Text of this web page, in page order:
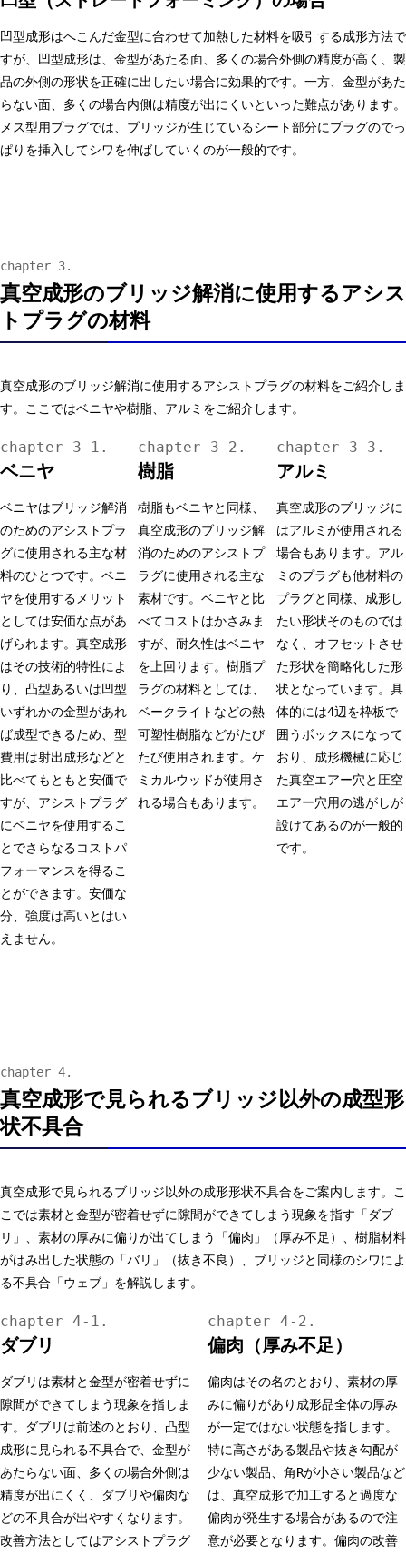
凹型成形はへこんだ金型に合わせて加熱した材料を吸引する成形方法で
すが、凹型成形は、金型があたる面、多くの場合外側の精度が高く、製
品の外側の形状を正確に出したい場合に効果的です。一方、金型があた
らない面、多くの場合内側は精度が出にくいといった難点があります。
メス型用プラグでは、ブリッジが生じているシート部分にプラグのでっ
ぱりを挿入してシワを伸ばしていくのが一般的です。
真空成形のブリッジ解消に使用するアシス
トプラグの材料
真空成形のブリッジ解消に使用するアシストプラグの材料をご紹介しま
す。ここではベニヤや樹脂、アルミをご紹介します。
ベニヤ
ベニヤはブリッジ解消
のためのアシストプラ
グに使用される主な材
料のひとつです。ベニ
ヤを使用するメリット
としては安価な点があ
げられます。真空成形
はその技術的特性によ
り、凸型あるいは凹型
いずれかの金型があれ
ば成型できるため、型
費用は射出成形などと
比べてもともと安価で
すが、アシストプラグ
にベニヤを使用するこ
とでさらなるコストパ
フォーマンスを得るこ
とができます。安価な
分、強度は高いとはい
えません。
樹脂
樹脂もベニヤと同様、
真空成形のブリッジ解
消のためのアシストプ
ラグに使用される主な
素材です。ベニヤと比
べてコストはかさみま
すが、耐久性はベニヤ
を上回ります。樹脂プ
ラグの材料としては、
ベークライトなどの熱
可塑性樹脂などがたび
たび使用されます。ケ
ミカルウッドが使用さ
れる場合もあります。
アルミ
真空成形のブリッジに
はアルミが使用される
場合もあります。アル
ミのプラグも他材料の
プラグと同様、成形し
たい形状そのものでは
なく、オフセットさせ
た形状を簡略化した形
状となっています。具
体的には4辺を枠板で
囲うボックスになって
おり、成形機械に応じ
た真空エアー穴と圧空
エアー穴用の逃がしが
設けてあるのが一般的
です。
真空成形で見られるブリッジ以外の成型形
状不具合
真空成形で見られるブリッジ以外の成形形状不具合をご案内します。こ
こでは素材と金型が密着せずに隙間ができてしまう現象を指す「ダブ
リ」、素材の厚みに偏りが出てしまう「偏肉」（厚み不足）、樹脂材料
がはみ出した状態の「バリ」（抜き不良）、ブリッジと同様のシワによ
る不具合「ウェブ」を解説します。
ダブリ
ダブリは素材と金型が密着せずに
隙間ができてしまう現象を指しま
す。ダブリは前述のとおり、凸型
成形に見られる不具合で、金型が
あたらない面、多くの場合外側は
精度が出にくく、ダブリや偏肉な
どの不具合が出やすくなります。
改善方法としてはアシストプラグ
偏肉（厚み不足）
偏肉はその名のとおり、素材の厚
みに偏りがあり成形品全体の厚み
が一定ではない状態を指します。
特に高さがある製品や抜き勾配が
少ない製品、角Rが小さい製品など
は、真空成形で加工すると過度な
偏肉が発生する場合があるので注
意が必要となります。偏肉の改善